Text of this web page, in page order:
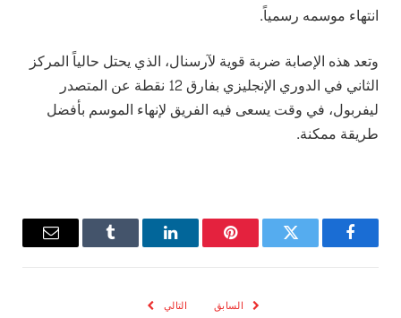
انتهاء موسمه رسمياً.
وتعد هذه الإصابة ضربة قوية لآرسنال، الذي يحتل حالياً المركز
الثاني في الدوري الإنجليزي بفارق 12 نقطة عن المتصدر
ليفربول، في وقت يسعى فيه الفريق لإنهاء الموسم بأفضل
طريقة ممكنة.
فيسبوك تويتر بينتيريستلينكدإن Tumblr
البريد
السابق التالي